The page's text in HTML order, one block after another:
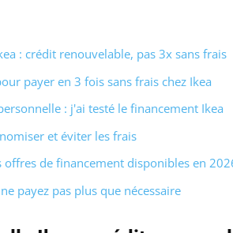
: crédit renouvelable, pas 3x sans frais
payer en 3 fois sans frais chez Ikea
: j'ai testé le financement Ikea
et éviter les frais
offres de financement disponibles en
payez pas plus que nécessaire